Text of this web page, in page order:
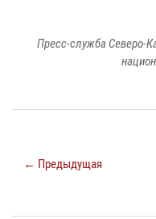
Пресс-служба Северо-
← Предыдущая